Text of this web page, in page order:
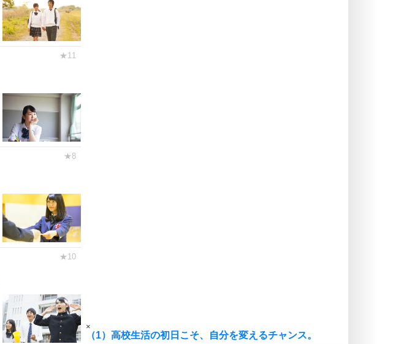
恋する人が知っておきたい30の大切なこと
×
（1）高校生活の初日こそ、自分を変えるチャンス。